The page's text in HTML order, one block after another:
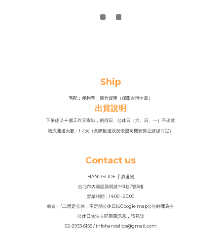
Ship
宅配：便利帶、新竹貨運（僅限台灣本島）
出貨說明
下單後 2-4 個工作天寄出，例假日、公休日（六、日、一）不出貨
物流運送天數：1-2天（實際配送狀況依照司機安排之路線而定）
Contact us
HAND SLIDE 手滑選物
台北市內湖區新明路143巷7號5樓
營業時間：14:00 - 20:00
每週一 \二固定公休，不定期公休日以Google map公告時間為主
公休日無法立即回覆訊息，請見諒
02-2933-6158 / infohandslide@gmail.com